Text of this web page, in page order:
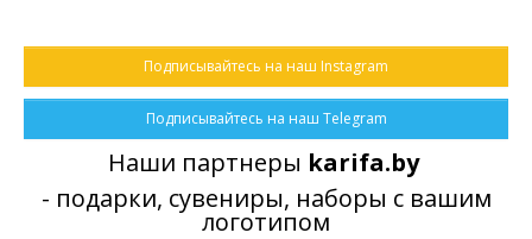
ПРИНИМАЕМ ЗАКАЗЫ
Круглосуточно через корзину заказов
Характеристики
Описание
Подписывайтесь на наш Instagram
Подписывайтесь на наш Telegram
Наши партнеры karifa.by
- подарки, сувениры, наборы с вашим
логотипом